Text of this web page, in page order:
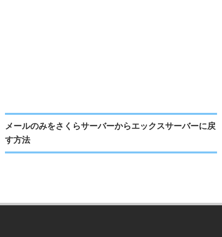
メールのみをさくらサーバーからエックスサーバーに戻
す方法